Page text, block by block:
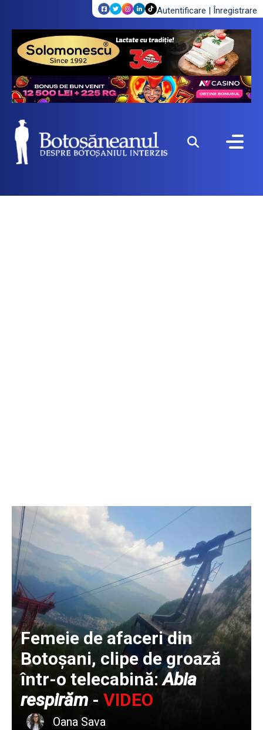
Autentificare | Înregistrare
Femeie de afaceri din
Botoșani, clipe de groază
într-o telecabină:Abia
respirăm - VIDEO
Oana Sava